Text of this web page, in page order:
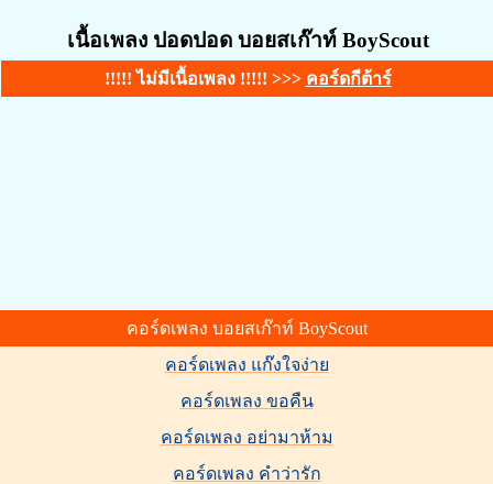
เนื้อเพลง ปอดปอด บอยสเก๊าท์ BoyScout
!!!!! ไม่มีเนื้อเพลง !!!!! >>> คอร์ดกีต้าร์
คอร์ดเพลง บอยสเก๊าท์ BoyScout
คอร์ดเพลง แก๊งใจง่าย
คอร์ดเพลง ขอคืน
คอร์ดเพลง อย่ามาห้าม
คอร์ดเพลง คำว่ารัก